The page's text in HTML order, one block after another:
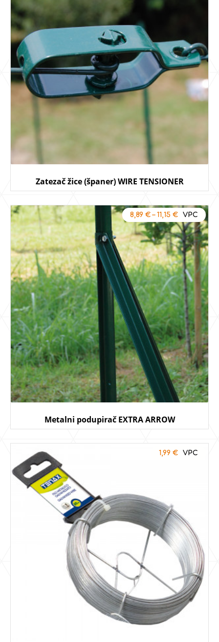
Zatezač žice (španer) WIRE TENSIONER
Metalni podupirač EXTRA ARROW
8,89 €– 11,15 €
1,99 €